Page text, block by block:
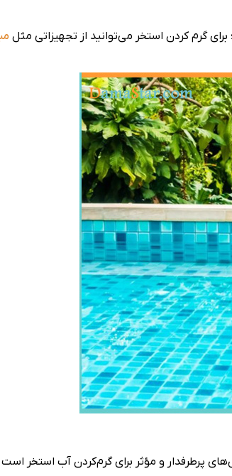
گرم کردن استخر می‌توانید از تجهیزاتی مثل
پرطرفدار و مؤثر برای گرم‌کردن آب استخر